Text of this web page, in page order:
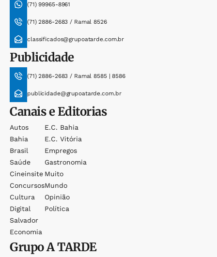
(71) 99965-8961
(71) 2886-2683 / Ramal 8526
classificados@grupoatarde.com.br
Publicidade
(71) 2886-2683 / Ramal 8585 | 8586
publicidade@grupoatarde.com.br
Canais e Editorias
Autos
Bahia
Brasil
Saúde
Cineinsite
Concursos
Cultura
Digital
Salvador
Economia
E.c. Bahia
E.c. Vitória
Empregos
Gastronomia
Muito
Mundo
Opinião
Política
GrupoA TARDE